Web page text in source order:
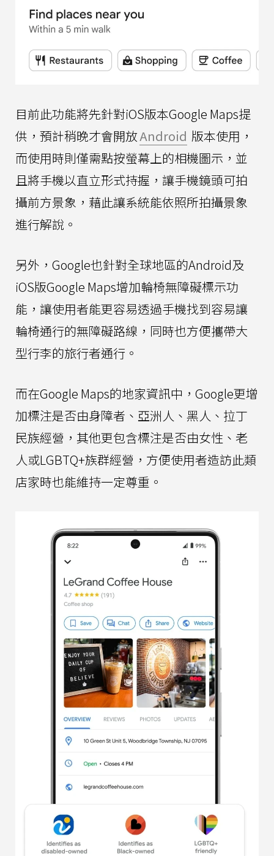
目前此功能將先針對iOS版本Google Maps提
供，預計稍晚才會開放Android 版本使用，
而使用時則僅需點按螢幕上的相機圖示，並
且將手機以直立形式持握，讓手機鏡頭可拍
攝前方景象，藉此讓系統能依照所拍攝景象
進行解說。
另外，Google也針對全球地區的Android及
iOS版Google Maps增加輪椅無障礙標示功
能，讓使用者能更容易透過手機找到容易讓
輪椅通行的無障礙路線，同時也方便攜帶大
型行李的旅行者通行。
而在Google Maps的地家資訊中，Google更增
加標注是否由身障者、亞洲人、黑人、拉丁
民族經營，其他更包含標注是否由女性、老
人或LGBTQ+族群經營，方便使用者造訪此類
店家時也能維持一定尊重。